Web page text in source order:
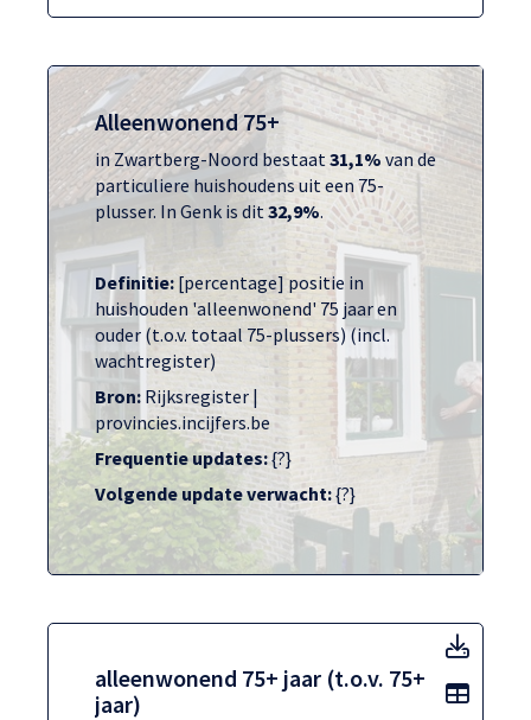
Alleenwonend 75+
in Zwartberg-Noord bestaat 31,1% van de
particuliere huishoudens uit een 75-
plusser. In Genk is dit 32,9%.
Definitie: [percentage] positie in
huishouden 'alleenwonend' 75 jaar en
ouder (t.o.v. totaal 75-plussers) (incl.
wachtregister)
Bron: Rijksregister |
provincies.incijfers.be
Frequentie updates:{?}
Volgende update verwacht:{?}
alleenwonend 75+ jaar (t.o.v. 75+
jaar)
Toon